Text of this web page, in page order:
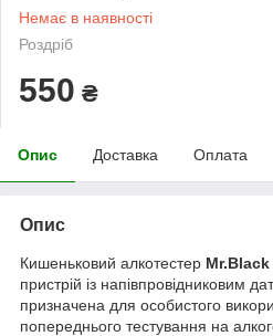
Немає в наявності
Роздріб
550 ₴
Опис Доставка Оплата
Опис
Кишеньковий алкотестер Mr.Black
пристрій із напівпровідниковим
призначена для особистого
попереднього тестування на